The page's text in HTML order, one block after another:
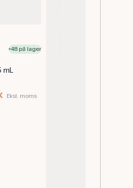
48 på lager
mL
Eksl. moms